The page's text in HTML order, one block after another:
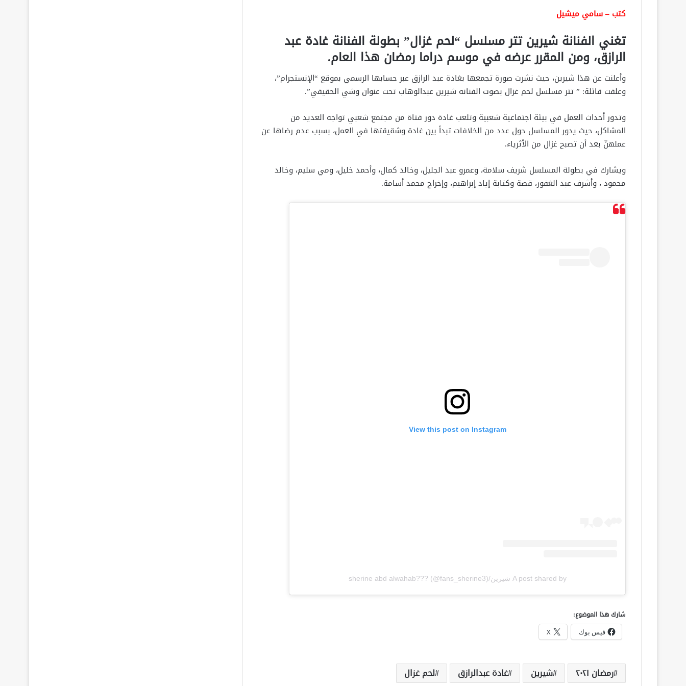
كتب – سامي ميشيل
تغني الفنانة شيرين تتر مسلسل “لحم غزال” بطولة الفنانة غادة عبد
الرازق، ومن المقرر عرضه في موسم دراما رمضان هذا العام.
وأعلنت عن هذا شيرين، حيث نشرت صورة تجمعها بغادة عبد الرازق عبر حسابها الرسمي بموقع “الإنستجرام”،
وعلقت قائلة: ” تتر مسلسل لحم غزال بصوت الفنانه شيرين عبدالوهاب تحت عنوان وشي الحقيقي”.
وتدور أحداث العمل في بيئة اجتماعية شعبية وتلعب غادة دور فتاة من مجتمع شعبي تواجه العديد من
المشاكل، حيث يدور المسلسل حول عدد من الخلافات تبدأ بين غادة وشقيقتها في العمل، بسبب عدم رضاها عن
عملهنّ بعد أن تصبح غزال من الأثرياء.
ويشارك في بطولة المسلسل شريف سلامة، وعمرو عبد الجليل، وخالد كمال، وأحمد خليل، ومي سليم، وخالد
محمود ، وأشرف عبد الغفور، قصة وكتابة إياد إبراهيم، وإخراج محمد أسامة.
View this post on Instagram
A post shared by شيرين/sherine abd alwahab??? (@fans_sherine3)
شارك هذا الموضوع:
فيس بوك X
رمضان ٢٠٢١ شيرين غادة عبدالرازق لحم غزال